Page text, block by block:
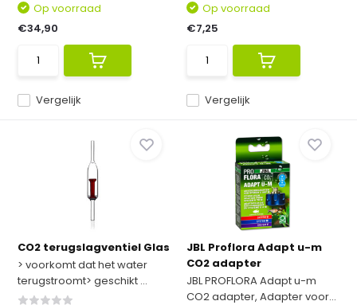
Vergelijk
Op voorraad
€34,90
Vergelijk
Op voorraad
€7,25
CO2 terugslagventiel Glas
> voorkomt dat het water
terugstroomt> geschikt ...
JBL Proflora Adapt u-m
CO2 adapter
JBL PROFLORA Adapt u-m
CO2 adapter, Adapter voor...